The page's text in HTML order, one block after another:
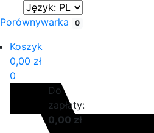
Porównywarka 0
Koszyk
0,00 zł
0
Do
zapłaty:
0,00 zł